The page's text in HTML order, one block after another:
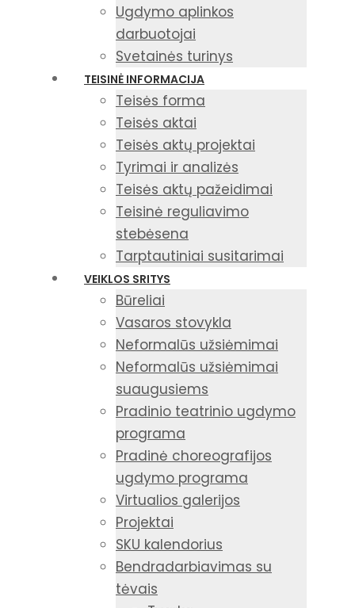
Ugdymo aplinkos
darbuotojai
Svetainės turinys
TEISINĖ INFORMACIJA
Teisės forma
Teisės aktai
Teisės aktų projektai
Tyrimai ir analizės
Teisės aktų pažeidimai
Teisinė reguliavimo
stebėsena
Tarptautiniai susitarimai
VEIKLOS SRITYS
Būreliai
Vasaros stovykla
Neformalūs užsiėmimai
Neformalūs užsiėmimai
suaugusiems
Pradinio teatrinio ugdymo
programa
Pradinė choreografijos
ugdymo programa
Virtualios galerijos
Projektai
SKU kalendorius
Bendradarbiavimas su
tėvais